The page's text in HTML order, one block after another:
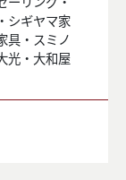
シギヤマ家
具・スミノ
光・大和屋